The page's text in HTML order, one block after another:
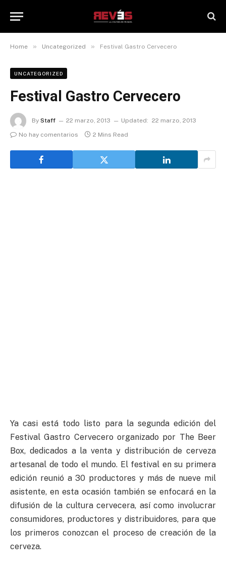
Home » Uncategorized » Festival Gastro Cervecero
UNCATEGORIZED
Festival Gastro Cervecero
By Staff 22 marzo, 2013 Updated: 22 marzo, 2013
No hay comentarios
2 Mins Read
Ya casi está todo listo para la segunda edición del
Festival Gastro Cervecero organizado por The Beer
Box, dedicados a la venta y distribución de cerveza
artesanal de todo el mundo. El festival en su primera
edición reunió a 30 productores y más de nueve mil
asistente, en esta ocasión también se enfocará en la
difusión de la cultura cervecera, así como involucrar
consumidores, productores y distribuidores, para que
los primeros conozcan el proceso de creación de la
cerveza.